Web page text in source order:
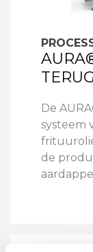
De
systeem
de